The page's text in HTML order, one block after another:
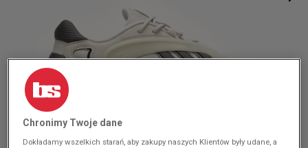
Chronimy Twoje dane
Dokładamy wszelkich starań, aby zakupy naszych Klientów były udane, a